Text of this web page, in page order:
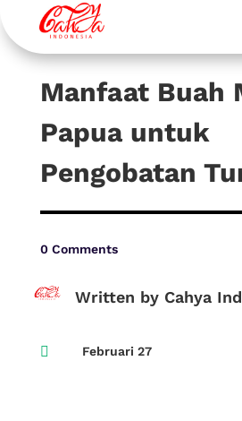
Manfaat Buah
Papua untuk
Pengobatan
0 Comments
Written by Cahya
 Februari 27